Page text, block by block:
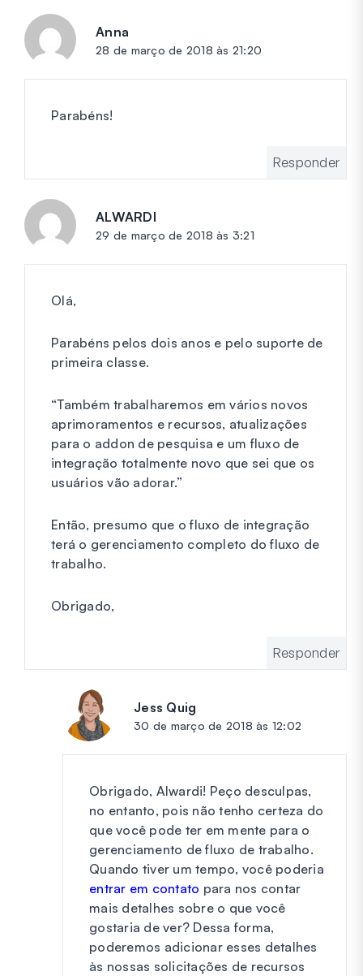
Anna
28 de março de 2018 às 21:20
Parabéns!
Responder
ALWARDI
29 de março de 2018 às 3:21
Olá,
Parabéns pelos dois anos e pelo suporte de
primeira classe.
“Também trabalharemos em vários novos
aprimoramentos e recursos, atualizações
para o addon de pesquisa e um fluxo de
integração totalmente novo que sei que os
usuários vão adorar.”
Então, presumo que o fluxo de integração
terá o gerenciamento completo do fluxo de
trabalho.
Obrigado,
Responder
Jess Quig
30 de março de 2018 às 12:02
Obrigado, Alwardi! Peço desculpas,
no entanto, pois não tenho certeza do
que você pode ter em mente para o
gerenciamento de fluxo de trabalho.
Quando tiver um tempo, você poderia
entrar em contato para nos contar
mais detalhes sobre o que você
gostaria de ver? Dessa forma,
poderemos adicionar esses detalhes
às nossas solicitações de recursos